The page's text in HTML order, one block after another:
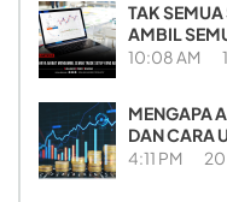
TAK SEMUA
AMBIL
10:08 AM
MENGAPA
DAN CARA
4:11 PM